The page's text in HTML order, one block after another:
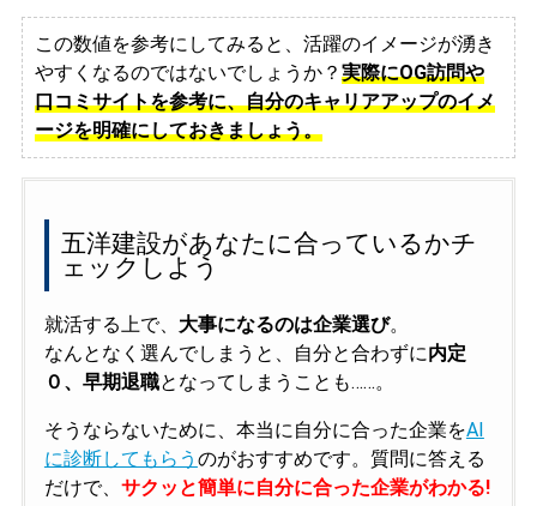
この数値を参考にしてみると、活躍のイメージが湧き
やすくなるのではないでしょうか？ 実際にOG訪問や
口コミサイトを参考に、自分のキャリアアップのイメ
ージを明確にしておきましょう。
五洋建設があなたに合っているかチ
ェックしよう
就活する上で、 大事になるのは企業選び。
なんとなく選んでしまうと、自分と合わずに内定
０、早期退職となってしまうことも……。
そうならないために、本当に自分に合った企業をAI
に診断してもらう のがおすすめです。質問に答える
だけで、 サクッと簡単に自分に合った企業がわかる!